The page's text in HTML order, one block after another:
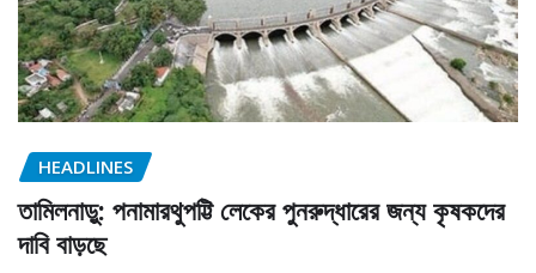
HEADLINES
তামিলনাড়ু: পনামারথুপট্টি লেকের পুনরুদ্ধারের জন্য কৃষকদের
দাবি বাড়ছে